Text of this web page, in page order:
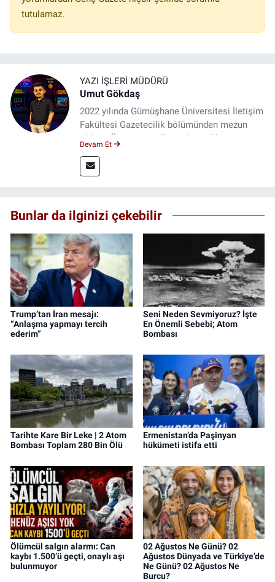
tutulamaz.
YAZI İŞLERI MÜDÜRÜ
Umut Gökdaş
2022 yılında Gümüşhane Üniversitesi İletişim
Fakültesi Gazetecilik bölümünden mezun
oldum. Üniversite yıllarımda 4 yıl boyunca
saha deneyimi kazandım. 2023 yılından beri
Genç Gazete'de okurlarımıza haber
Devam Et
Bunlar da ilginizi çekebilir
Trump’tan İran mesajı:
“Anlaşma yapmayı tercih
ederim”
Seni Neden Sevmiyoruz? İşte
En Önemli Sebebi; Atom
Bombası
Tarihte Kare Bir Leke | 2 Atom
Bombası Toplam 280 Bin Ölü
Ermenistan’da Paşinyan
hükümeti istifa etti
Ölümcül salgın alarmı: Can
kaybı 1.500’ü geçti, onaylı aşı
bulunmuyor
02 Ağustos Ne Günü? 02
Ağustos Dünyada ve Türkiye’de
Ne Günü? 02 Ağustos Ne
Burcu?